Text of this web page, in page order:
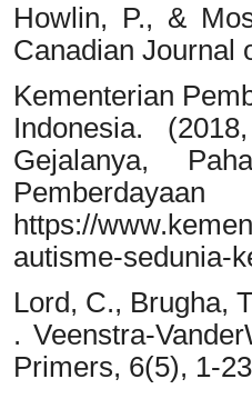
Howlin, P., &
Canadian Journal
Kementerian
Indonesia.
Gejalanya,
https://
autisme-sedunia-
Lord, C., Brugha,
. Veenstra-
Primers, 6(5), 1-